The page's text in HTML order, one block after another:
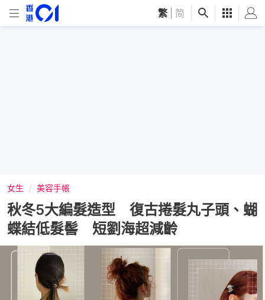
繁 简
女生 美容手帳
秋冬5大編髮造型 復古捲髮丸子頭、蝴
蝶結低髮髻 短劉海超減齡